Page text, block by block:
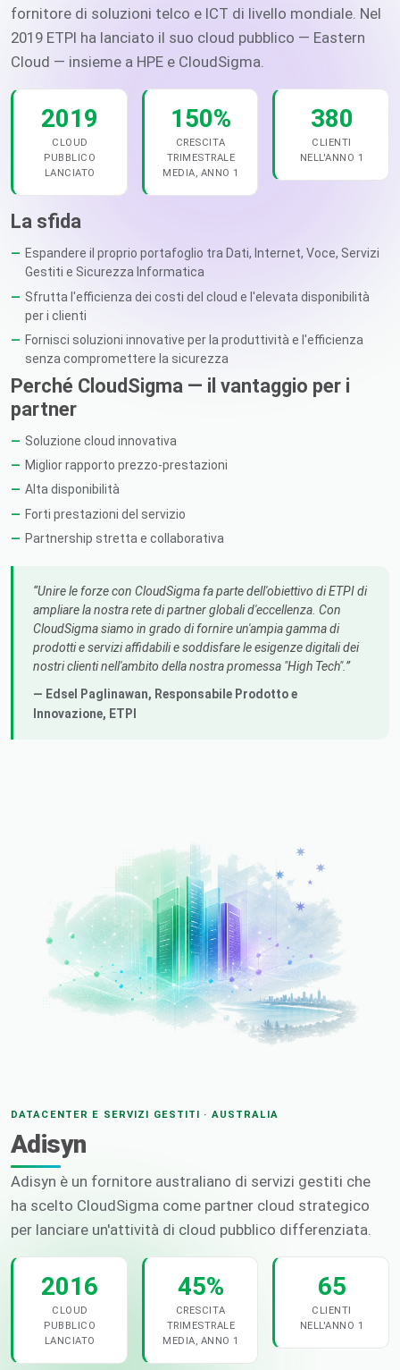
fornitore di soluzioni telco e ICT di livello mondiale. Nel
2019 ETPI ha lanciato il suo cloud pubblico — Eastern
Cloud — insieme a HPE e CloudSigma.
2019
CLOUD
PUBBLICO
LANCIATO
150%
CRESCITA
TRIMESTRALE
MEDIA, ANNO 1
380
CLIENTI
NELL'ANNO 1
La sfida
Espandere il proprio portafoglio tra Dati, Internet, Voce, Servizi
Gestiti e Sicurezza Informatica
Sfrutta l'efficienza dei costi del cloud e l'elevata disponibilità
per i clienti
Fornisci soluzioni innovative per la produttività e l'efficienza
senza compromettere la sicurezza
Perché CloudSigma — il vantaggio per i
partner
Soluzione cloud innovativa
Miglior rapporto prezzo-prestazioni
Alta disponibilità
Forti prestazioni del servizio
Partnership stretta e collaborativa
Unire le forze con CloudSigma fa parte dell'obiettivo di ETPI di
ampliare la nostra rete di partner globali d'eccellenza. Con
CloudSigma siamo in grado di fornire un'ampia gamma di
prodotti e servizi affidabili e soddisfare le esigenze digitali dei
nostri clienti nell'ambito della nostra promessa "High Tech".
— Edsel Paglinawan, Responsabile Prodotto e
Innovazione, ETPI
DATACENTER E SERVIZI GESTITI · AUSTRALIA
Adisyn
Adisyn è un fornitore australiano di servizi gestiti che
ha scelto CloudSigma come partner cloud strategico
per lanciare un'attività di cloud pubblico differenziata.
2016
CLOUD
PUBBLICO
LANCIATO
45%
CRESCITA
TRIMESTRALE
MEDIA, ANNO 1
65
CLIENTI
NELL'ANNO 1